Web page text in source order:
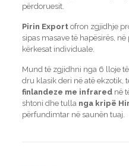
përdoruesit.
Pirin Exportofron zgjidhje
sipas masave të hapësirës,
kërkesat individuale.
Mund të zgjidhni nga 6 lloje
dru klasik deri në atë ekzotik,
finlandeze me infrarednë
shtoni dhe tulla nga kripë
përfundimtar në saunën tuaj.